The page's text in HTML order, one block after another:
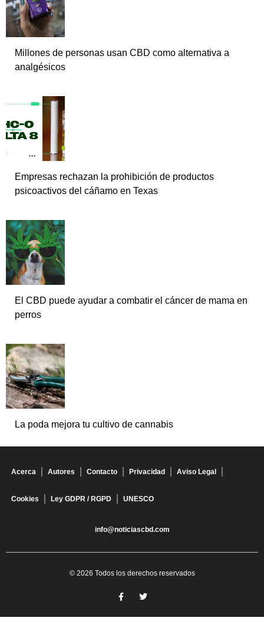
Millones de personas usan CBD como alternativa a
analgésicos
Empresas rechazan la prohibición de productos
psicoactivos del cáñamo en Texas
El CBD puede ayudar a combatir el cáncer de mama en
perros
La poda mejora tu cultivo de cannabis
Acerca Autores Contacto Privacidad Aviso Legal
Cookies Ley GDPR / RGPD UNESCO
info@noticiascbd.com
© 2026 Todos los derechos reservados